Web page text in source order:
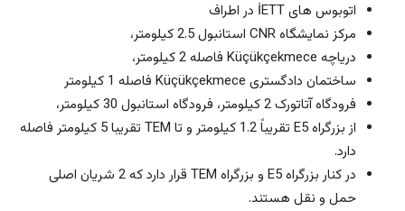
اتوبوس های İETT در اطراف
مرکز نمایشگاه CNR استانبول 2.5 کیلومتر،
دریاچه Küçükçekmece فاصله 2 کیلومتر،
ساختمان دادگستری Küçükçekmece فاصله 1 کیلومتر
فرودگاه آتاتورک 2 کیلومتر، فرودگاه استانبول 30 کیلومتر،
از بزرگراه E5 تقریباً 1.2 کیلومتر و تا TEM تقریبا 5 کیلومتر فاصله
دارد.
در کنار بزرگراه E5 و بزرگراه TEM قرار دارد که 2 شریان اصلی
حمل و نقل هستند.